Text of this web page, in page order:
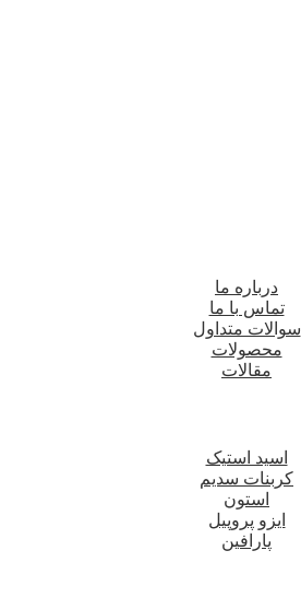
درباره ما
تماس با ما
سوالات متداول
محصولات
مقالات
اسید استیک
کربنات سدیم
استون
ایزو پروپیل
پارافین